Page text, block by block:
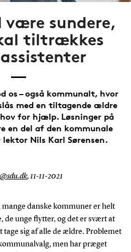
sundere,
tiltrækkes
assistenter
os – også kommunalt, hvor
med en tiltagende ældre
for hjælp. Løsninger på
en del af den kommunale
Nils Karl Sørensen.
,11-11-2021
danske kommuner er helt
de unge flytter, og det er svært at
sig af alle de ældre. Problemet
men har præget